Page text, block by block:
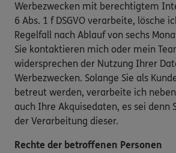
Werbezwecken mit berechtigtem
6 Abs. 1 f DSGVO verarbeite, lösche
Regelfall nach Ablauf von sechs
Sie kontaktieren mich oder mein
widersprechen der Nutzung Ihrer
Werbezwecken. Solange Sie als
betreut werden, verarbeite ich
auch Ihre Akquisedaten, es sei denn
der Verarbeitung dieser.
Rechte der betroffenen Personen